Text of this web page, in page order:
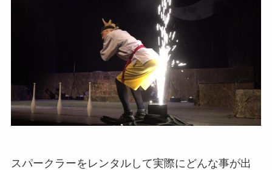
スパークラーをレンタルして実際にどんな事が出